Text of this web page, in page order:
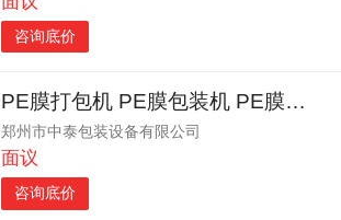
咨询底价
PE膜打包机 PE膜包装机 PE膜收缩机
郑州市中泰包装设备有限公司
面议
咨询底价